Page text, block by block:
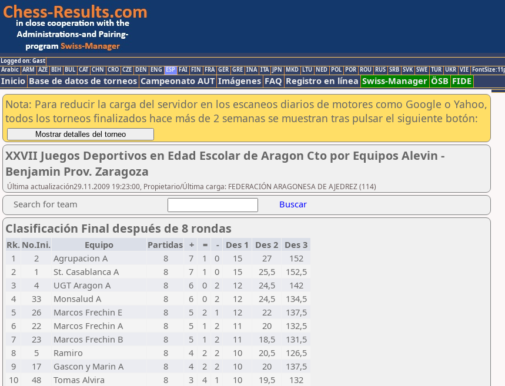
Logged on: Gast
Arabic ARM AZE BIH BUL CAT CHN CRO CZE DEN ENG ESP FAI FIN FRA GER GRE INA ITA JPN MKD LTU NED POL POR ROU RUS SRB SVK SWE TUR UKR VIE
Inicio Base de datos de torneos Campeonato AUT Imágenes FAQ Registro en línea Swiss-Manager ÖSB FIDE
Nota: Para reducir la carga del servidor en los escaneos diarios de motores como Google o Yahoo,
todos los torneos finalizados hace más de 2 semanas se muestran tras pulsar el siguiente botón:
XXVII Juegos Deportivos en Edad Escolar de Aragon Cto por Equipos Alevin -
Benjamin Prov. Zaragoza
Última actualización29.11.2009 19:23:00, Propietario/Última carga: FEDERACIÓN ARAGONESA DE AJEDREZ (114)
Search for team Buscar
Clasificación Final después de 8 rondas
Rk. No.Ini. Equipo Partidas + = - Des 1 Des 2 Des 3
1
2 Agrupacion A 8 7 1 0 15 27
152
2
1 St. Casablanca A 8 7 1 0 15 25,5
152,5
3
4 UGT Aragon A 8 6 0 2 12 24,5
142
4
33 Monsalud A 8 6 0 2 12 24,5
134,5
5
26 Marcos Frechin E 8 5 2 1 12 22
137,5
6
22 Marcos Frechin A 8 5 1 2 11 20
132,5
7
23 Marcos Frechin B 8 5 1 2 11 18,5
131,5
8
5 Ramiro 8 4 2 2 10 20,5
126,5
9
17 Gascon y Marin A 8 4 2 2 10 20
137,5
10
48 Tomas Alvira 8 3 4 1 10 19,5
132